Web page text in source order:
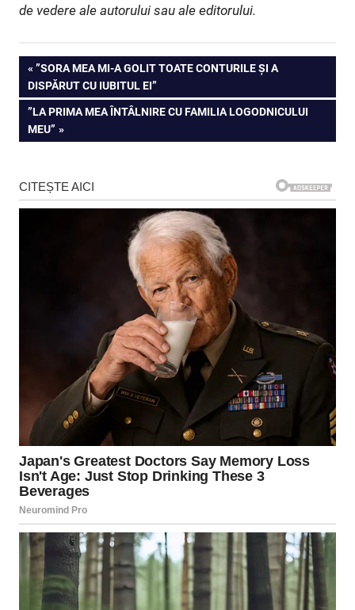
de vedere ale autorului sau ale editorului.
Navigare
în
articole
PREVIOUS
POST:
”SORA MEA MI-A GOLIT TOATE CONTURILE ȘI A
DISPĂRUT CU IUBITUL EI”
NEXT
POST:
”LA PRIMA MEA ÎNTÂLNIRE CU FAMILIA LOGODNICULUI
MEU”